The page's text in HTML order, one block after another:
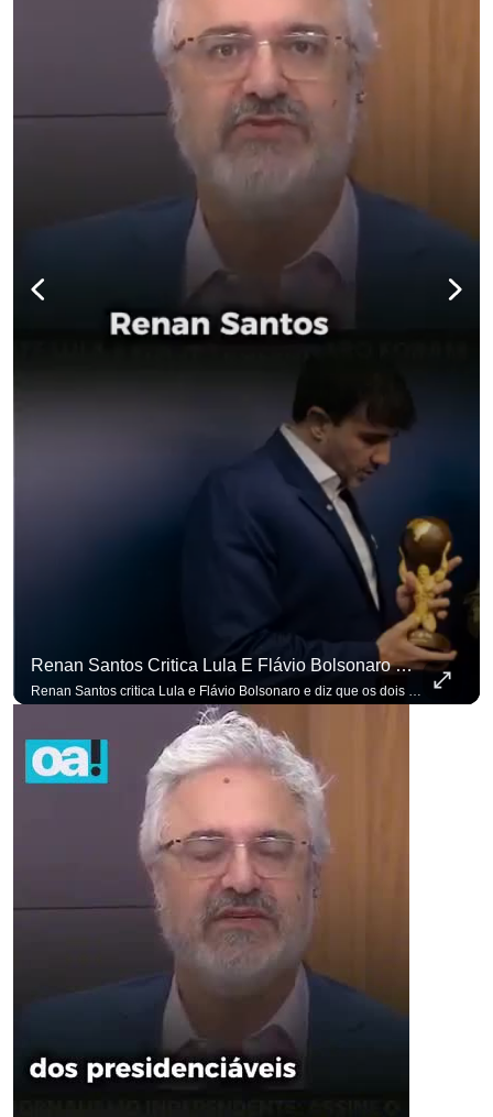
Renan Santos Critica Lula E Flávio Bolsonaro E Diz Que Os Dois São Lados Da Mesma Moeda.
Renan Santos critica Lula e Flávio Bolsonaro e diz que os dois são lados da mesma moeda. #OAntagonista Se você busca informação com credibilidade, inscreva-se agora e ative o